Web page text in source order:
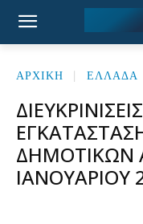
ΑΡΧΙΚΉ ΕΛΛΑΔΑ
ΔΗΜΟΤΙΚΏΝ
ΙΑΝΟΥΑΡΊΟΥ